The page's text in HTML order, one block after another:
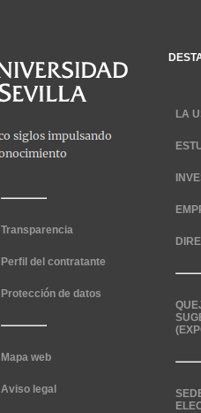
Transparencia
Perfil del contratante
Protección de datos
Mapa web
Aviso legal
LA